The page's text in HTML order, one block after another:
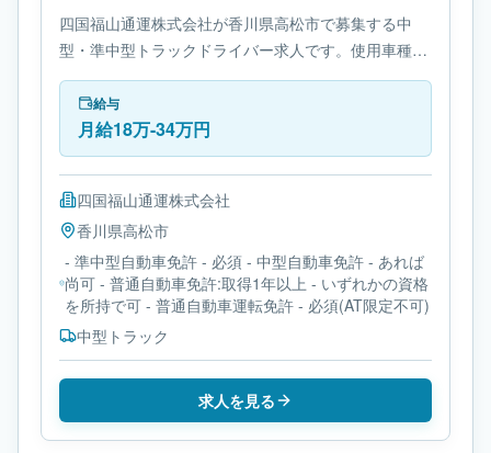
四国福山通運株式会社が香川県高松市で募集する中
型・準中型トラックドライバー求人です。使用車種は
中型トラックです。勤務時間は- 変形労働時間制で
す。必要免許は- 準中型自動車免許です。
給与
月給18万-34万円
四国福山通運株式会社
香川県高松市
- 準中型自動車免許 - 必須 - 中型自動車免許 - あれば
尚可 - 普通自動車免許:取得1年以上 - いずれかの資格
を所持で可 - 普通自動車運転免許 - 必須(AT限定不可)
中型トラック
求人を見る